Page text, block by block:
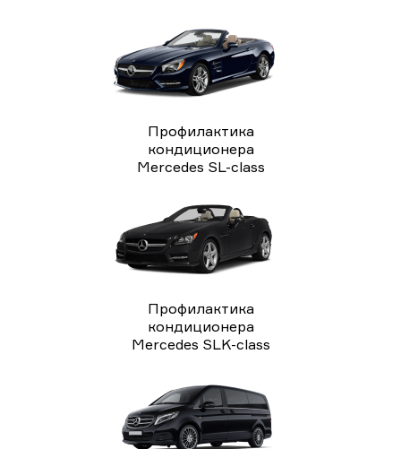
Профилактика
кондиционера
Mercedes SL-class
Профилактика
кондиционера
Mercedes SLK-class